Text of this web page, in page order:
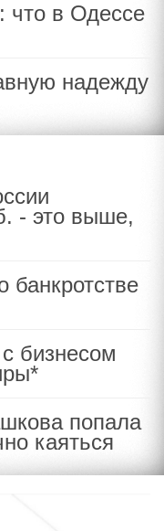
что в Одессе
надежду
- это выше,
банкротстве
бизнесом
попала
каяться